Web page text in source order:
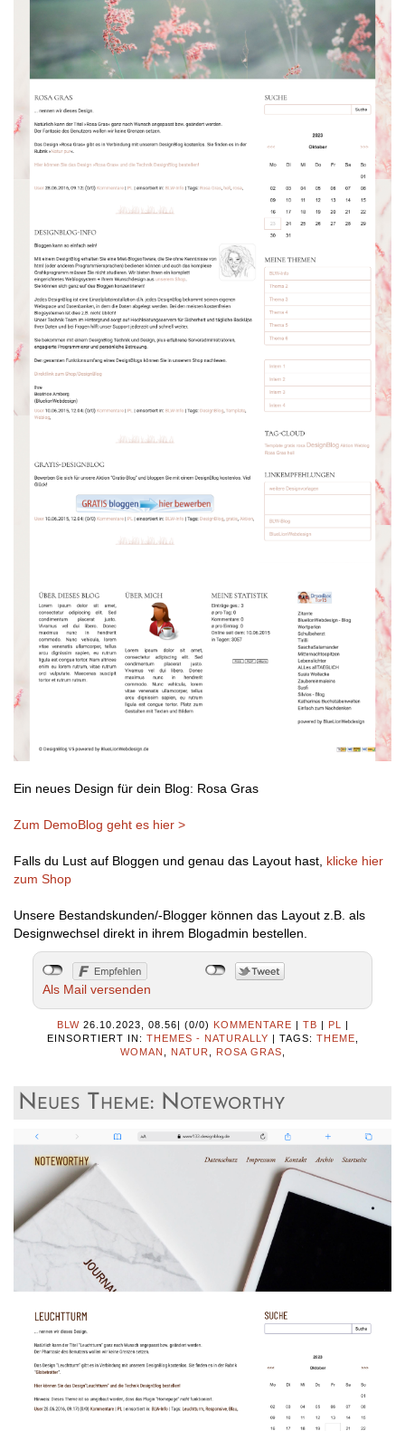
Ein neues Design für dein Blog: Rosa Gras
Zum DemoBlog geht es hier >
Falls du Lust auf Bloggen und genau das Layout hast, klicke hier
zum Shop
Unsere Bestandskunden/-Blogger können das Layout z.B. als
Designwechsel direkt in ihrem Blogadmin bestellen.
Als Mail versenden
BLW 26.10.2023, 08.56| (0/0) KOMMENTARE | TB | PL
|
EINSORTIERT IN: THEMES - NATURALLY | TAGS: THEME
WOMAN
NATUR ROSA GRAS
Neues Theme: Noteworthy